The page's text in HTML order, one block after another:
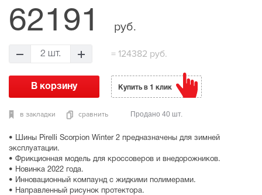
• Шины Pirelli Scorpion Winter 2 предназначены для зимней
эксплуатации.
• Фрикционная модель для кроссоверов и внедорожников.
• Новинка 2022 года.
• Инновационный компаунд с жидкими полимерами.
• Направленный рисунок протектора.
62191 руб.
2 шт. = 124382 руб.
в закладки сравнить
Купить в 1 клик
Продано 40 шт.